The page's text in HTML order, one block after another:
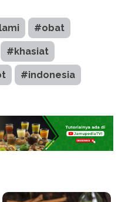
#obat
#khasiat
#indonesia